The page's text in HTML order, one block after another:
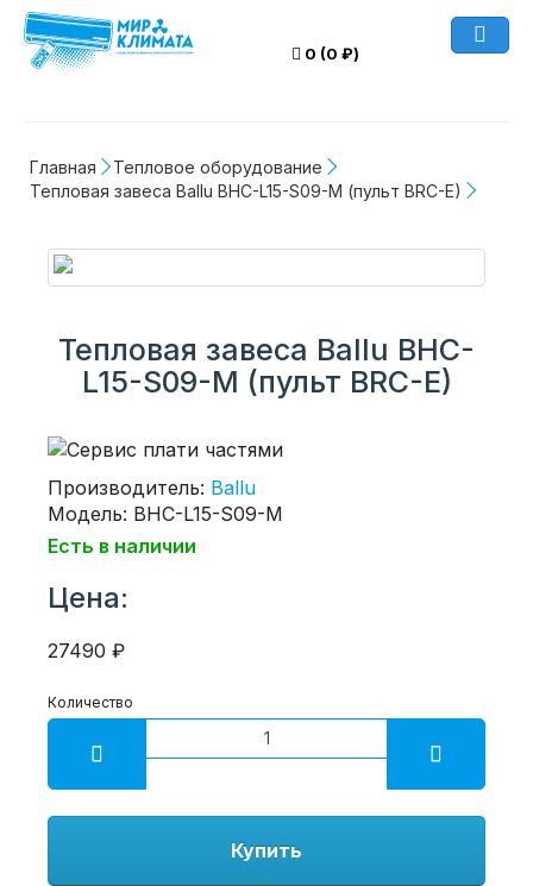
0 (0 ₽)
Главная
Тепловое оборудование
Тепловая завеса Ballu BHC-L15-S09-M (пульт BRC-E)
Тепловая завеса Ballu BHC-
L15-S09-M (пульт BRC-E)
Производитель: Ballu
Модель: BHC-L15-S09-M
Есть в наличии
Цена:
27490 ₽
Количество
Купить